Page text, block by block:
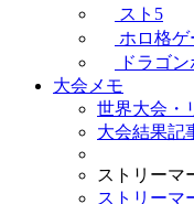
スト5
ホロ格ゲ
ドラゴ
大会メモ
世界大会・
大会結果記
ストリーマ
ストリーマ